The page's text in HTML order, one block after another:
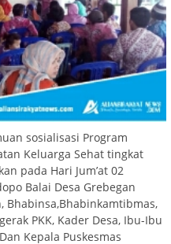
sosialisasi Program
Keluarga Sehat tingkat
pada Hari Jum’at 02
Balai Desa Grebegan
Bhabinsa,Bhabinkamtibmas,
PKK, Kader Desa, Ibu-Ibu
Kepala Puskesmas